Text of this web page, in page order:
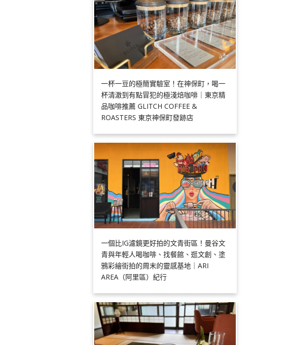
一杯一豆的極簡實驗室！在神保町，喝一
杯清澈到有點冒犯的極淺焙咖啡｜東京精
品咖啡推薦 GLITCH COFFEE &
ROASTERS 東京神保町發跡店
一個比IG濾鏡更好拍的文青街區！曼谷文
青與年輕人喝咖啡、找餐館、逛文創、塗
鴉彩繪街拍的周末的靈感基地｜ARI
AREA（阿里區）紀行